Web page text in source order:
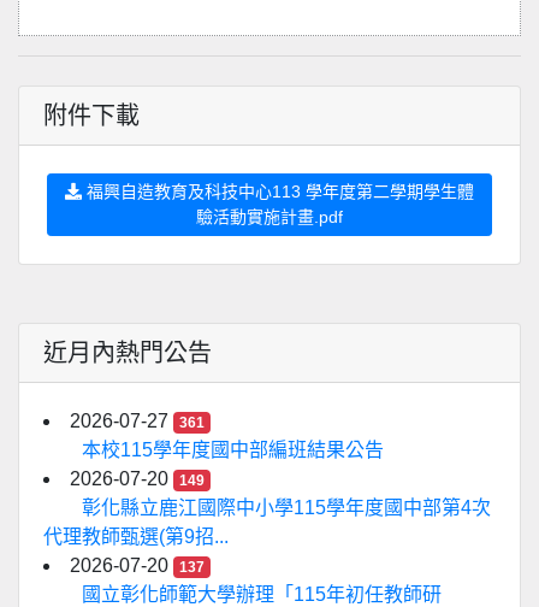
附件下載
福興自造教育及科技中心113 學年度第二學期學生體
驗活動實施計畫.pdf
近月內熱門公告
2026-07-27 361
本校115學年度國中部編班結果公告
2026-07-20
149
彰化縣立鹿江國際中小學115學年度國中部第4次
代理教師甄選(第9招...
2026-07-20
137
國立彰化師範大學辦理「115年初任教師研